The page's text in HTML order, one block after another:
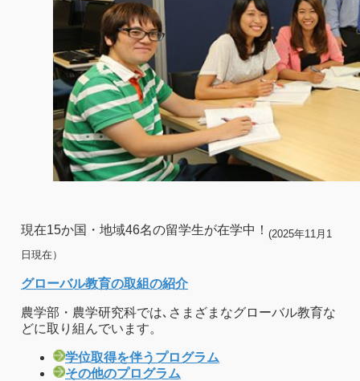
現在15か国・地域46名の留学生が在学中！ (2025年11月1
日現在）
グローバル教育の取組の紹介
農学部・農学研究科では､さまざまなグローバル教育な
どに取り組んでいます。
学位取得を伴うプログラム
その他のプログラム